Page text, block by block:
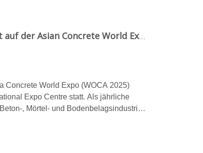
Qunfeng Machinery debütiert auf der Asian Concrete World Expo und erweitert seinen globalen Markt mit „Präzisionsfertigung + maßgeschneiderte Dienstleistungen“
Concrete World Expo (WOCA 2025)
Expo Centre statt. Als jährliche
, Mörtel- und Bodenbelagsindustrie
zusammen. Qunfeng Machinery,